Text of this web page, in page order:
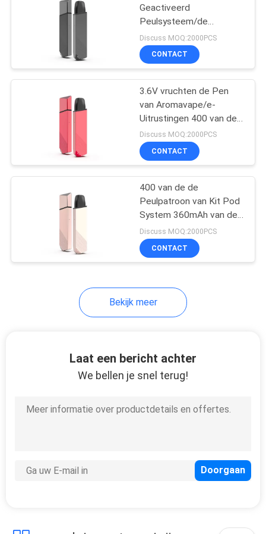
Geactiveerd
Peulsysteem/de
Elektronische Uitrusting
1.2Ω van de
Sigaretaanzet
Discuss MOQ:2000PCS
CONTACT
3.6V vruchten de Pen
van Aromavape/e-
Uitrustingen 400 van de
Sigaretaanzet
Rookwolken1.2ohm Rol
Discuss MOQ:2000PCS
CONTACT
400 van de de
Peulpatroon van Kit Pod
System 360mAh van de
Rookwolkenaanzet de
Pen1.2ohm Rol van Vape
Discuss MOQ:2000PCS
CONTACT
Bekijk meer
Laat een bericht achter
We bellen je snel terug!